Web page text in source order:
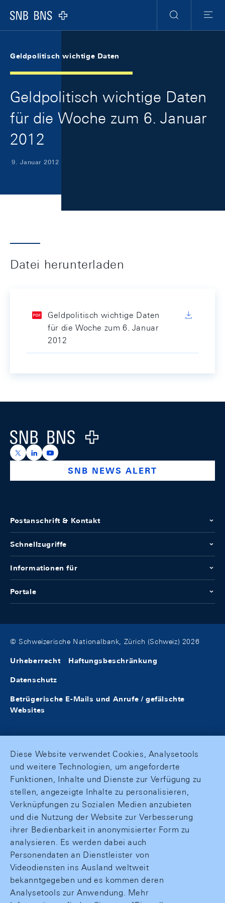
Logo
Suche
Menu
Geldpolitisch wichtige Daten
Geldpolitisch wichtige Daten
für die Woche zum 6. Januar
2012
9. Januar 2012
Datei herunterladen
Geldpolitisch wichtige Daten
für die Woche zum 6. Januar
2012
Logo
https://x.com/snb_bns
https://ch.linkedin.com/company/swiss-national-
https://www.youtube.com/@swissnationalbank
SNB NEWS ALERT
Postanschrift & Kontakt
Schnellzugriffe
Informationen für
Portale
© Schweizerische Nationalbank, Zürich (Schweiz) 2026
Urheberrecht Haftungsbeschränkung
Datenschutz
Betrügerische E-Mails und Anrufe / gefälschte
Websites
Diese Website verwendet Cookies, Analysetools
und weitere Technologien, um angeforderte
Funktionen, Inhalte und Dienste zur Verfügung zu
stellen, angezeigte Inhalte zu personalisieren,
Verknüpfungen zu Sozialen Medien anzubieten
und die Nutzung der Website zur Verbesserung
ihrer Bedienbarkeit in anonymisierter Form zu
analysieren. Es werden dabei auch
Personendaten an Dienstleister von
Videodiensten ins Ausland weltweit
bekanntgegeben und es kommen deren
Analysetools zur Anwendung. Mehr